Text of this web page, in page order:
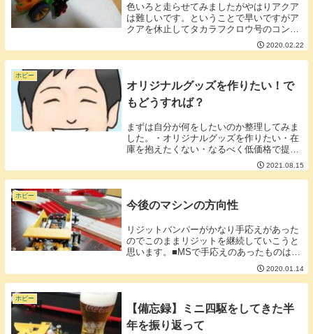
色いろと走らせてみましたがやはりアクア
は難しいです。ということで早いですがア
クアを休止してタカラフクロウ号のコンセ
プトを変えていこうと思います。■タカラ
フクロウ号の新コンセプト・逆さフレキ・
乗せてもライトダッシュまで・ノンマスノ
2020.02.22
ホビー
オリジナルグッズを作りたい！で
もどうすれば？
まずは自分が何をしたいのか整理してみま
した。・オリジナルグッズを作りたい・在
庫を抱えたくない・なるべく低価格で提供
したい・なるべく簡単にしたい・明朗会計
にしたい・ワードプレスに組み込みたい・
プラグインやだ上記のわがままを軸に考え
2021.08.15
ホビー
今後のマシンの方向性
リジットバンパーがかなり手応えがあった
のでこのままリジットを継続していこうと
思います。■MSで手応えのあったものは
MAにも試してみる。以前作ったアクアも
そうですが万能なフレキで手応えのあった
ものは駆動のいいMAでも試すようにして
2020.01.14
ホビー
【備忘録】ミニ四駆をしてきた半
年を振り返って